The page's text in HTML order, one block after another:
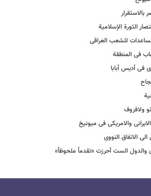
الثورة الإسلامیة
للشعب العراقی
فی المنطقة
فی أدیس أبابا
ولافروف
والامریکی فی میونیخ
الاتفاق النووی
والدول الست أحرزت «تقدماً ملحوظاً»